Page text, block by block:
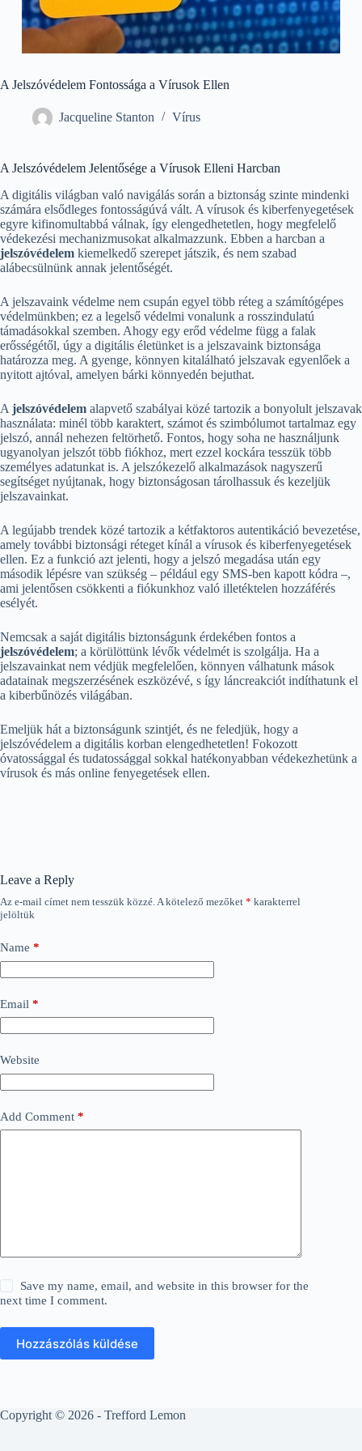
A Jelszóvédelem Fontossága a Vírusok Ellen
Jacqueline Stanton Vírus
A Jelszóvédelem Jelentősége a Vírusok Elleni Harcban
A digitális világban való navigálás során a biztonság szinte mindenki
számára elsődleges fontosságúvá vált. A vírusok és kiberfenyegetések
egyre kifinomultabbá válnak, így elengedhetetlen, hogy megfelelő
védekezési mechanizmusokat alkalmazzunk. Ebben a harcban a
jelszóvédelem kiemelkedő szerepet játszik, és nem szabad
alábecsülnünk annak jelentőségét.
A jelszavaink védelme nem csupán egyel több réteg a számítógépes
védelmünkben; ez a legelső védelmi vonalunk a rosszindulatú
támadásokkal szemben. Ahogy egy erőd védelme függ a falak
erősségétől, úgy a digitális életünket is a jelszavaink biztonsága
határozza meg. A gyenge, könnyen kitalálható jelszavak egyenlőek a
nyitott ajtóval, amelyen bárki könnyedén bejuthat.
A jelszóvédelem alapvető szabályai közé tartozik a bonyolult jelszavak
használata: minél több karaktert, számot és szimbólumot tartalmaz egy
jelszó, annál nehezen feltörhető. Fontos, hogy soha ne használjunk
ugyanolyan jelszót több fiókhoz, mert ezzel kockára tesszük több
személyes adatunkat is. A jelszókezelő alkalmazások nagyszerű
segítséget nyújtanak, hogy biztonságosan tárolhassuk és kezeljük
jelszavainkat.
A legújabb trendek közé tartozik a kétfaktoros autentikáció bevezetése,
amely további biztonsági réteget kínál a vírusok és kiberfenyegetések
ellen. Ez a funkció azt jelenti, hogy a jelszó megadása után egy
második lépésre van szükség – például egy SMS-ben kapott kódra –,
ami jelentősen csökkenti a fiókunkhoz való illetéktelen hozzáférés
esélyét.
Nemcsak a saját digitális biztonságunk érdekében fontos a
jelszóvédelem; a körülöttünk lévők védelmét is szolgálja. Ha a
jelszavainkat nem védjük megfelelően, könnyen válhatunk mások
adatainak megszerzésének eszközévé, s így láncreakciót indíthatunk el
a kiberbűnözés világában.
Emeljük hát a biztonságunk szintjét, és ne feledjük, hogy a
jelszóvédelem a digitális korban elengedhetetlen! Fokozott
óvatossággal és tudatossággal sokkal hatékonyabban védekezhetünk a
vírusok és más online fenyegetések ellen.
Leave a Reply
Az e-mail címet nem tesszük közzé.A kötelező mezőket * karakterrel
jelöltük
Name *
Email *
Website
Add Comment *
Save my name, email, and website in this browser for the
next time I comment.
Hozzászólás küldése
Copyright © 2026 - Trefford Lemon